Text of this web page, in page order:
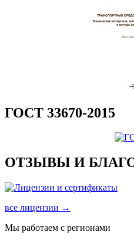
ГОСТ 33670-2015
ОТЗЫВЫ И
все лицензии →
Мы работаем с регионами